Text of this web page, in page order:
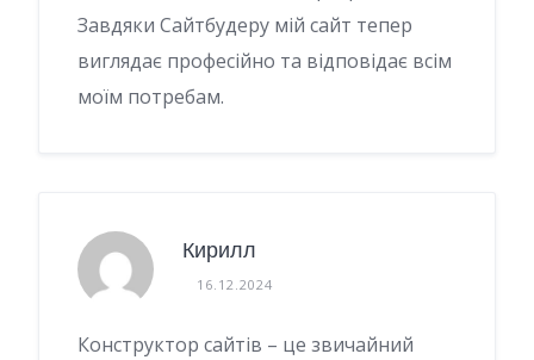
Завдяки Сайтбудеру мій сайт тепер
виглядає професійно та відповідає всім
моїм потребам.
Кирилл
16.12.2024
Конструктор сайтів – це звичайний